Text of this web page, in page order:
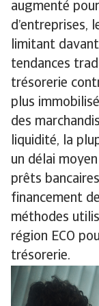
augmenté
d’entreprises,
limitant
tendances
trésorerie
plus
des
liquidité, la
un délai
prêts
financement
méthodes
région ECO
trésorerie.